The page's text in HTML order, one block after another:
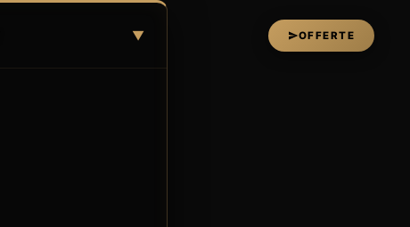
OFFERTE
▼